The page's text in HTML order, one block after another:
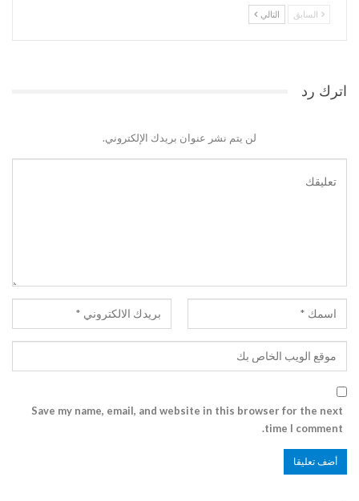
السابق التالي
اترك رد
لن يتم نشر عنوان بريدك الإلكتروني.
Save my name, email, and website in this browser for the next
time I comment.